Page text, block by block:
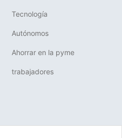
Tecnología
Autónomos
Ahorrar en la pyme
trabajadores